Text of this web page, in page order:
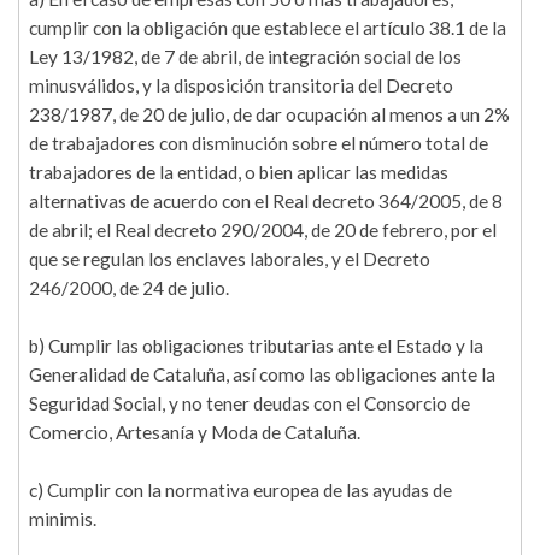
cumplir con la obligación que establece el artículo 38.1 de la
Ley 13/1982, de 7 de abril, de integración social de los
minusválidos, y la disposición transitoria del Decreto
238/1987, de 20 de julio, de dar ocupación al menos a un 2%
de trabajadores con disminución sobre el número total de
trabajadores de la entidad, o bien aplicar las medidas
alternativas de acuerdo con el Real decreto 364/2005, de 8
de abril; el Real decreto 290/2004, de 20 de febrero, por el
que se regulan los enclaves laborales, y el Decreto
246/2000, de 24 de julio.
b) Cumplir las obligaciones tributarias ante el Estado y la
Generalidad de Cataluña, así como las obligaciones ante la
Seguridad Social, y no tener deudas con el Consorcio de
Comercio, Artesanía y Moda de Cataluña.
c) Cumplir con la normativa europea de las ayudas de
minimis.